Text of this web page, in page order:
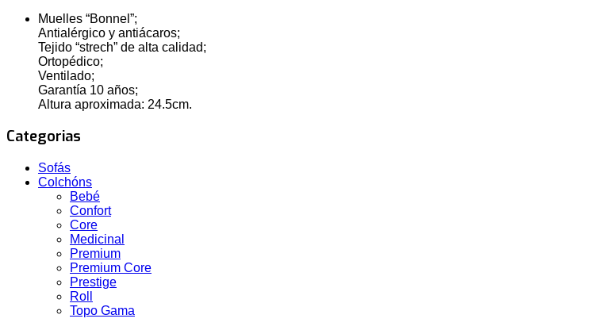
Muelles “Bonnel”;
Antialérgico y antiácaros;
Tejido “strech” de alta calidad;
Ortopédico;
Ventilado;
Garantía 10 años;
Altura aproximada: 24.5cm.
Categorias
Sofás
Colchóns
Bebé
Confort
Core
Medicinal
Premium
Premium Core
Prestige
Roll
Topo Gama